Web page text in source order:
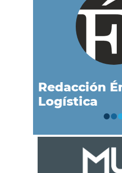
Redacción
Logística